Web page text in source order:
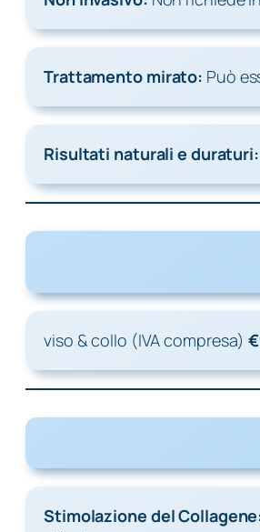
Trattamento mirato: Può
Risultati naturali e duraturi:
viso & collo (IVA compresa)
Stimolazione del